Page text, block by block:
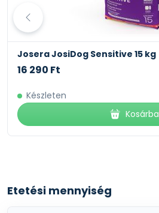
Josera JosiDog Sensitive 15 kg
16 290 Ft
Készleten
Kosárba
Etetési mennyiség